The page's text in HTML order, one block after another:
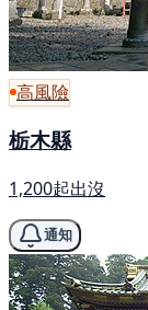
高風險
栃木縣
1,200起出沒
通知